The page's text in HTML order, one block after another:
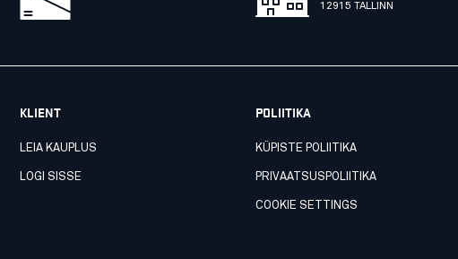
12915 TALLINN
KLIENT
LEIA KAUPLUS
LOGI SISSE
POLIITIKA
KÜPISTE POLIITIKA
PRIVAATSUSPOLIITIKA
COOKIE SETTINGS